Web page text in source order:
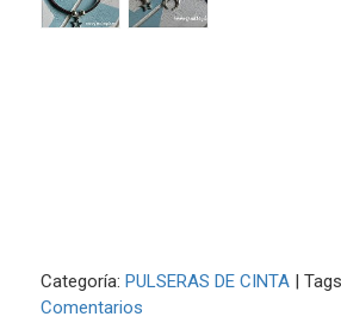
Categoría: PULSERAS DE CINTA|
Comentarios